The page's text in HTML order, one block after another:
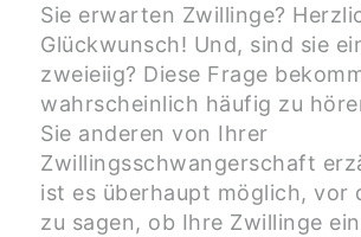
Sie erwarten Zwillinge?
Glückwunsch! Und, sind sie
zweieiig? Diese Frage
wahrscheinlich häufig zu
Sie anderen von Ihrer
Zwillingsschwangerschaft
ist es überhaupt möglich, vor
zu sagen, ob Ihre Zwillinge